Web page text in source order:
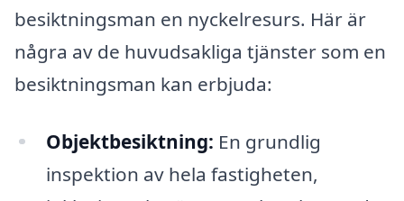
besiktningsman en nyckelresurs. Här är
några av de huvudsakliga tjänster som en
besiktningsman kan erbjuda:
Objektbesiktning: En grundlig
inspektion av hela fastigheten,